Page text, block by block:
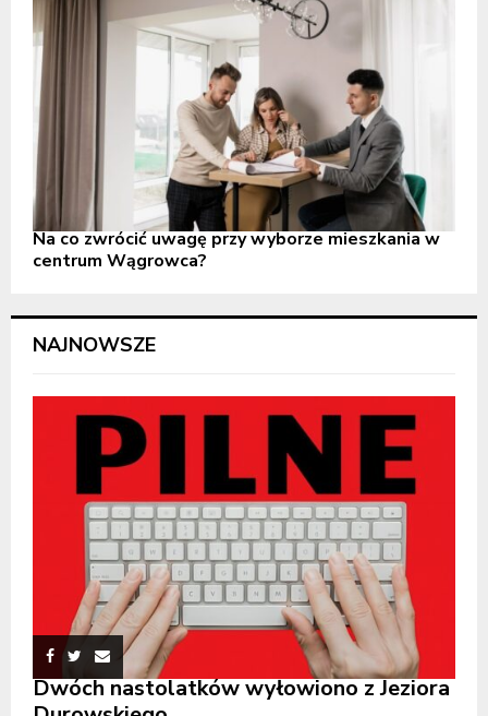
Na co zwrócić uwagę przy wyborze mieszkania w
centrum Wągrowca?
NAJNOWSZE
Dwóch nastolatków wyłowiono z Jeziora